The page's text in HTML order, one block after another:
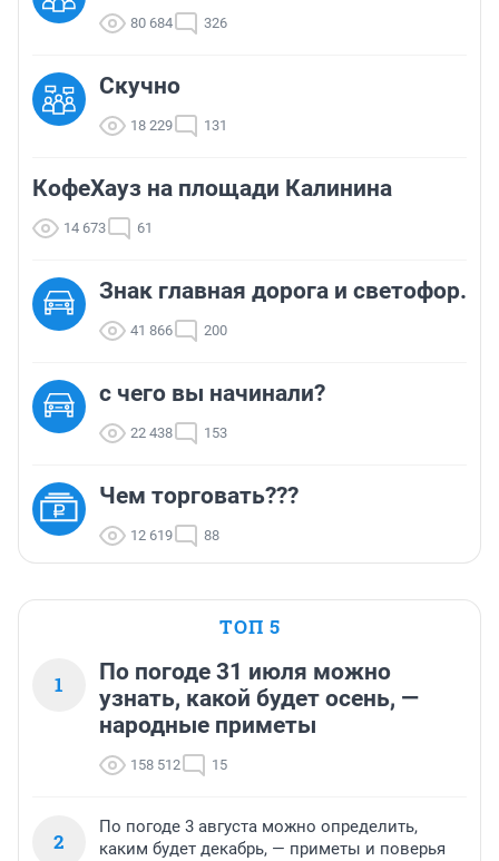
80 684 326
Скучно
18 229 131
КофеХауз на площади Калинина
14 673 61
Знак главная дорога и светофор.
41 866 200
с чего вы начинали?
22 438 153
Чем торговать???
12 619 88
ТОП 5
1
По погоде 31 июля можно
узнать, какой будет осень, —
народные приметы
158 512 15
2
По погоде 3 августа можно определить,
каким будет декабрь, — приметы и поверья